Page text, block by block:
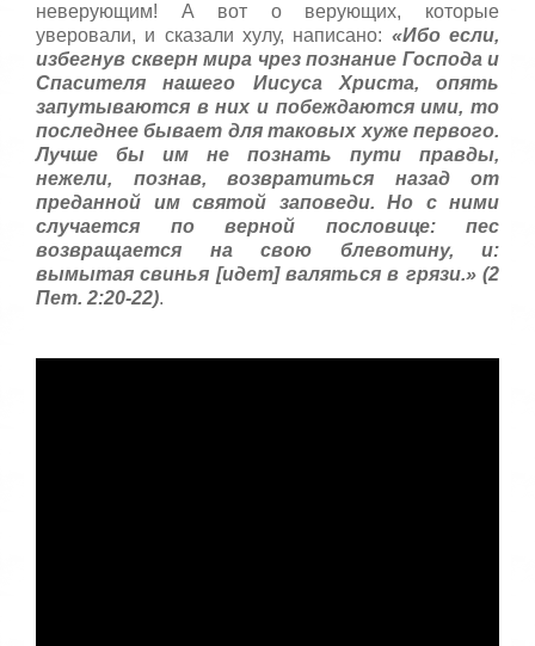
неверующим! А вот о верующих, которые
уверовали, и сказали хулу, написано: «Ибо если,
избегнув скверн мира чрез познание Господа и
Спасителя нашего Иисуса Христа, опять
запутываются в них и побеждаются ими, то
последнее бывает для таковых хуже первого.
Лучше бы им не познать пути правды,
нежели, познав, возвратиться назад от
преданной им святой заповеди. Но с ними
случается по верной пословице: пес
возвращается на свою блевотину, и:
вымытая свинья [идет] валяться в грязи.» (2
Пет. 2:20-22).